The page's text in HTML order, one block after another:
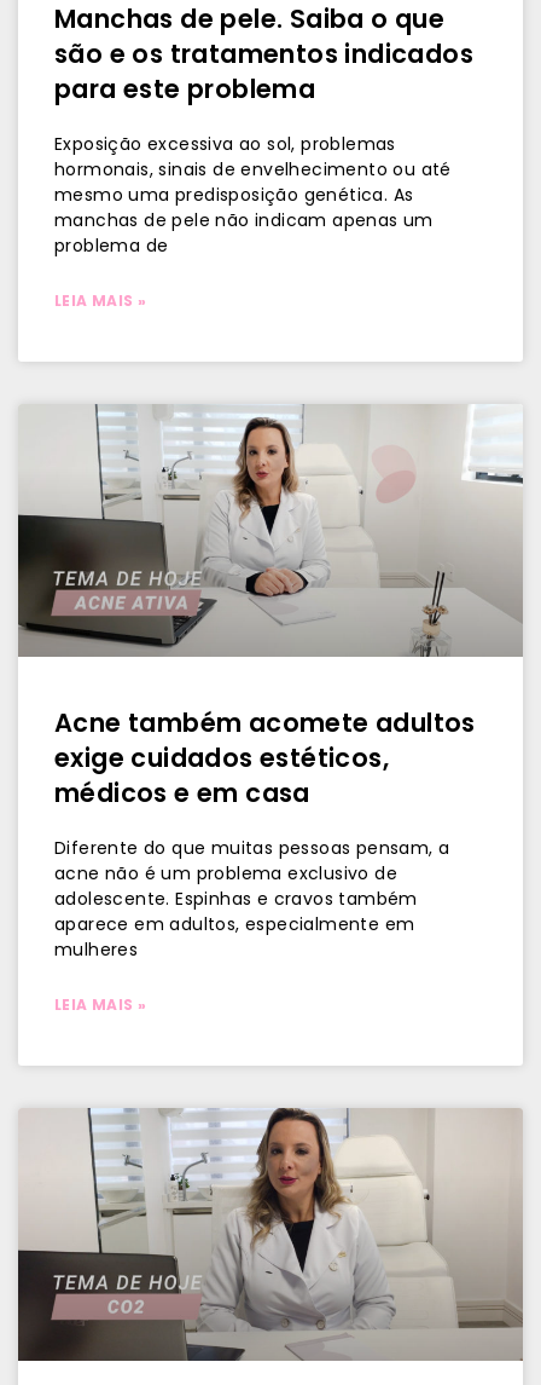
Manchas de pele. Saiba o que
são e os tratamentos indicados
para este problema
Exposição excessiva ao sol, problemas
hormonais, sinais de envelhecimento ou até
mesmo uma predisposição genética. As
manchas de pele não indicam apenas um
problema de
LEIA MAIS »
Acne também acomete adultos
exige cuidados estéticos,
médicos e em casa
Diferente do que muitas pessoas pensam, a
acne não é um problema exclusivo de
adolescente. Espinhas e cravos também
aparece em adultos, especialmente em
mulheres
LEIA MAIS »